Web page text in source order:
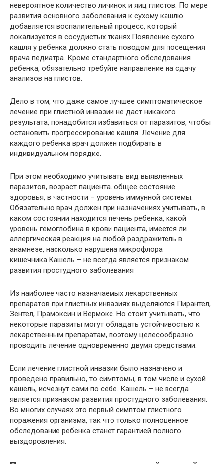
невероятное количество личинок и яиц глистов. По мере
развития основного заболевания к сухому кашлю
добавляется воспалительный процесс, который
локализуется в сосудистых тканях.Появление сухого
кашля у ребенка должно стать поводом для посещения
врача педиатра. Кроме стандартного обследования
ребенка, обязательно требуйте направление на сдачу
анализов на глистов.
Дело в том, что даже самое лучшее симптоматическое
лечение при глистной инвазии не даст никакого
результата, понадобится избавиться от паразитов, чтобы
остановить прогрессирование кашля. Лечение для
каждого ребенка врач должен подбирать в
индивидуальном порядке.
При этом необходимо учитывать вид выявленных
паразитов, возраст пациента, общее состояние
здоровья, в частности – уровень иммунной системы.
Обязательно врач должен при назначениях учитывать, в
каком состоянии находится печень ребенка, какой
уровень гемоглобина в крови пациента, имеется ли
аллергическая реакция на любой раздражитель в
анамнезе, насколько нарушена микрофлора
кишечника.Кашель – не всегда является признаком
развития простудного заболевания
Из наиболее часто назначаемых лекарственных
препаратов при глистных инвазиях выделяются Пирантел,
Зентел, Прамоксин и Вермокс. Но стоит учитывать, что
некоторые паразиты могут обладать устойчивостью к
лекарственным препаратам, поэтому целесообразно
проводить лечение одновременно двумя средствами.
Если лечение глистной инвазии было назначено и
проведено правильно, то симптомы, в том числе и сухой
кашель, исчезнут сами по себе. Кашель – не всегда
является признаком развития простудного заболевания.
Во многих случаях это первый симптом глистного
поражения организма, так что только полноценное
обследование ребенка станет гарантией полного
выздоровления.